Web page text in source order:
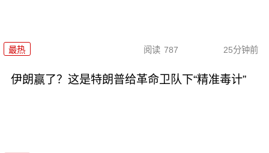
最热 阅读 787 25分钟前
伊朗赢了？这是特朗普给革命卫队下“精准毒计”